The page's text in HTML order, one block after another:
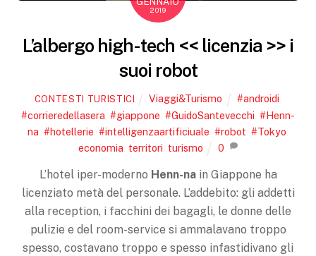
2019
L’albergo high-tech << licenzia >> i
suoi robot
CONTESTI TURISTICI Viaggi&Turismo #androidi
#corrieredellasera #giappone #GuidoSantevecchi #Henn-
na #hotellerie #intelligenzaartificiuale #robot #Tokyo
economia territori turismo 0
L’hotel iper-moderno Henn-nain Giappone ha
licenziato metà del personale. L’addebito: gli addetti
alla reception, i facchini dei bagagli, le donne delle
pulizie e del room-service si ammalavano troppo
spesso, costavano troppo e spesso infastidivano gli